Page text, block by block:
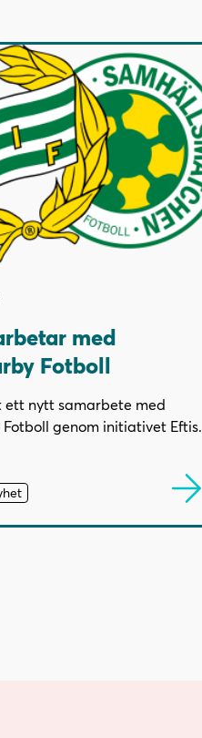
med
Fotboll
ett nytt samarbete med
genom initiativet Eftis.